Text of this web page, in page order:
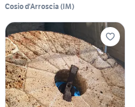
Cosio d'Arroscia (IM)